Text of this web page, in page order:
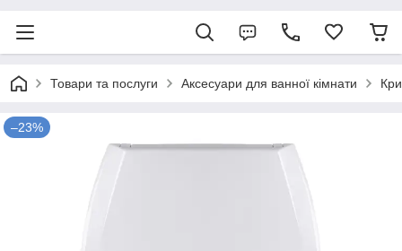
Товари та послуги Аксесуари для ванної кімнати
–23%